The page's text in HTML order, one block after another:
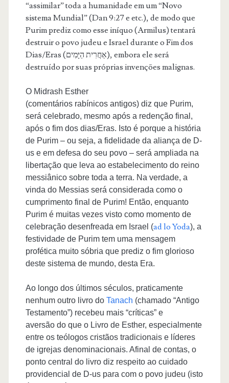
“assimilar” toda a humanidade em um “Novo
sistema Mundial” (Dan 9:27 e etc.), de modo que
Purim prediz como esse iníquo (Armilus) tentará
destruir o povo judeu e Israel durante o Fim dos
Dias/Eras (אַחֲרִית הַיָּמִים), embora ele será
destruído por suas próprias invenções malignas.
O Midrash Esther
(comentários rabínicos antigos) diz que Purim,
será celebrado, mesmo após a redenção final,
após o fim dos dias/Eras. Isto é porque a história
de Purim – ou seja, a fidelidade da aliança de D-
us e em defesa do seu povo – será ampliada na
libertação que leva ao estabelecimento do reino
messiânico sobre toda a terra. Na verdade, a
vinda do Messias será considerada como o
cumprimento final de Purim! Então, enquanto
Purim é muitas vezes visto como momento de
celebração desenfreada em Israel (ad lo Yoda), a
festividade de Purim tem uma mensagem
profética muito sóbria que prediz o fim glorioso
deste sistema de mundo, desta Era.
Ao longo dos últimos séculos, praticamente
nenhum outro livro do Tanach (chamado “Antigo
Testamento”) recebeu mais “críticas” e
aversão do que o Livro de Esther, especialmente
entre os teólogos cristãos tradicionais e líderes
de igrejas denominacionais. Afinal de contas, o
ponto central do livro diz respeito ao cuidado
providencial de D-us para com o povo judeu (isto